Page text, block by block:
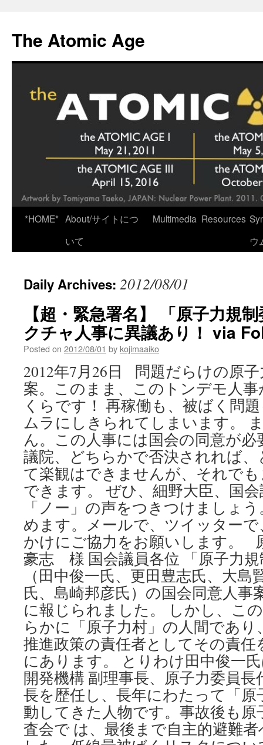
content
The Atomic Age
*HOME* About/サイトにつ
いて
Multimedia Resources
ウ
Daily Archives: 2012/08/01
【超・緊急署名】 「原子力規
クチャ人事に異議あり！ via
Posted on 2012/08/01 by kojimaaiko
2012年7月26日 問題だらけの原
案。このまま、このトンデモ人
くらです！ 再稼働も、被ばく問
ムラにしきられてしまいます。
ん。この人事には国会の同意が
議院、どちらかで否決されれば
て楽観はできませんが、それで
できます。 ぜひ、細野大臣、国
「ノー」の声をつきつけましょ
めます。メールで、ツイッター
かけにご協力をお願いします。
豪志 様 国会議員各位 「原子力規
（田中俊一氏、更田豊志氏、大島
氏、島崎邦彦氏）の国会同意人事
に報じられました。 しかし、こ
らかに「原子力村」の人間であ
推進政策の責任者としてその責
にあります。 とりわけ田中俊一
開発機構 副理事長、原子力委員
長を歴任し、長年にわたって「原
動してきた人物です。事故後も原
査会で は、最後まで自主的避難